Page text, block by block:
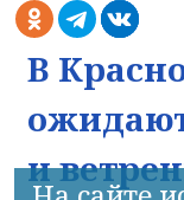
В
и